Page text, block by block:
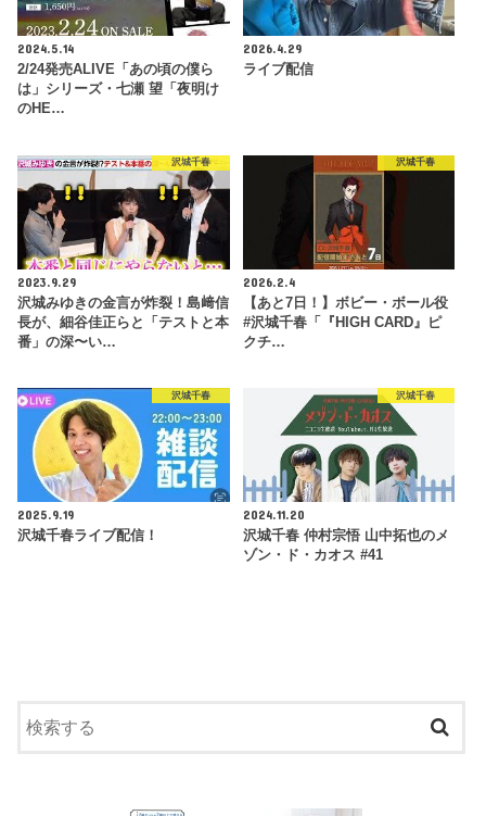
2024.5.14
2/24発売ALIVE「あの頃の僕ら
は」シリーズ・七瀬 望「夜明け
のHE…
2026.4.29
ライブ配信
沢城千春
2023.9.29
沢城みゆきの金言が炸裂！島﨑信
長が、細谷佳正らと「テストと本
番」の深〜い…
沢城千春
2026.2.4
【あと7日！】ボビー・ボール役
#沢城千春「『HIGH CARD』ピ
クチ…
沢城千春
2025.9.19
沢城千春ライブ配信！
沢城千春
2024.11.20
沢城千春 仲村宗悟 山中拓也のメ
ゾン・ド・カオス #41